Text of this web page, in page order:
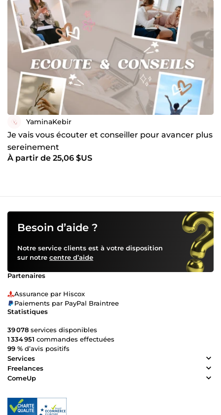
YaminaKebir
Je vais vous écouter et conseiller pour avancer plus
sereinement
À partir de 25,06 $US
Besoin d’aide ?
Notre service clients est à votre disposition
sur notre centre d’aide
Partenaires
Assurance par Hiscox
Paiements par PayPal Braintree
Statistiques
39 078 services disponibles
1 334 951 commandes effectuées
99 % d’avis positifs
Services
Freelances
ComeUp